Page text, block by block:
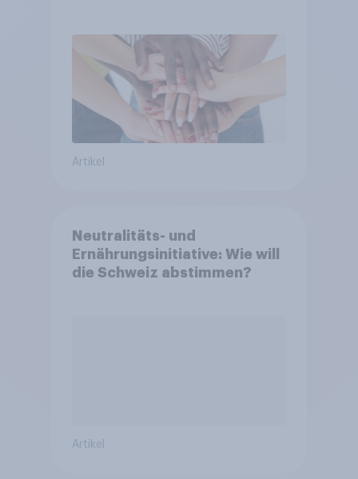
Artikel
Neutralitäts- und
Ernährungsinitiative: Wie will
die Schweiz abstimmen?
Artikel